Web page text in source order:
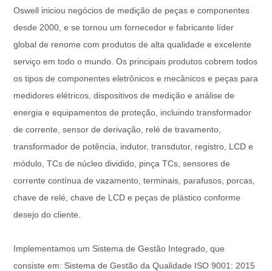
Oswell iniciou negócios de medição de peças e componentes
desde 2000, e se tornou um fornecedor e fabricante líder
global de renome com produtos de alta qualidade e excelente
serviço em todo o mundo. Os principais produtos cobrem todos
os tipos de componentes eletrônicos e mecânicos e peças para
medidores elétricos, dispositivos de medição e análise de
energia e equipamentos de proteção, incluindo transformador
de corrente, sensor de derivação, relé de travamento,
transformador de potência, indutor, transdutor, registro, LCD e
módulo, TCs de núcleo dividido, pinça TCs, sensores de
corrente contínua de vazamento, terminais, parafusos, porcas,
chave de relé, chave de LCD e peças de plástico conforme
desejo do cliente.
Implementamos um Sistema de Gestão Integrado, que
consiste em: Sistema de Gestão da Qualidade ISO 9001: 2015